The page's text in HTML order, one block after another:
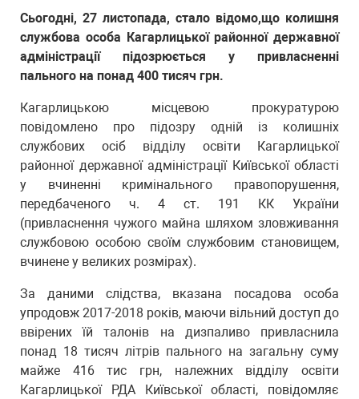
Сьогодні, 27 листопада, стало відомо,що колишня
службова особа Кагарлицької районної державної
адміністрації підозрюється у привласненні
пального на понад 400 тисяч грн.
Кагарлицькою місцевою прокуратурою
повідомлено про підозру одній із колишніх
службових осіб відділу освіти Кагарлицької
районної державної адміністрації Київської області
у вчиненні кримінального правопорушення,
передбаченого ч. 4 ст. 191 КК України
(привласнення чужого майна шляхом зловживання
службовою особою своїм службовим становищем,
вчинене у великих розмірах).
За даними слідства, вказана посадова особа
упродовж 2017-2018 років, маючи вільний доступ до
ввірених їй талонів на дизпаливо привласнила
понад 18 тисяч літрів пального на загальну суму
майже 416 тис грн, належних відділу освіти
Кагарлицької РДА Київської області, повідомляє